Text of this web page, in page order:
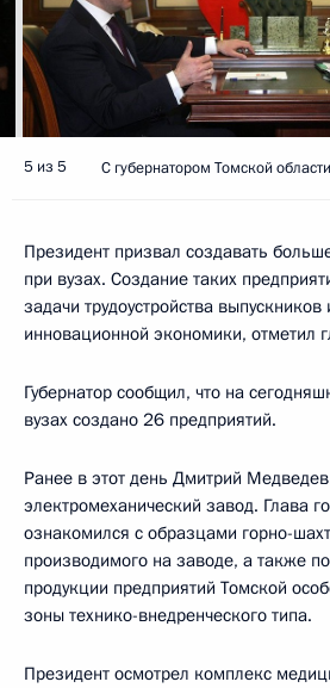
5 из 5 С губернатором Томской
Президент призвал создавать
при вузах. Создание таких
задачи трудоустройства выпускников
инновационной экономики, отметил
Губернатор сообщил, что на
вузах создано 26 предприятий.
Ранее в этот день Дмитрий
электромеханический завод. Глава
ознакомился с образцами горно-
производимого на заводе, а также
продукции предприятий Томской
зоны технико-внедренческого типа.
Президент осмотрел комплекс